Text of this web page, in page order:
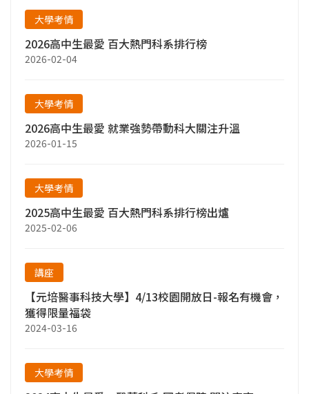
大學考情
2026高中生最愛 百大熱門科系排行榜
2026-02-04
大學考情
2026高中生最愛 就業強勢帶動科大關注升溫
2026-01-15
大學考情
2025高中生最愛 百大熱門科系排行榜出爐
2025-02-06
講座
【元培醫事科技大學】4/13校園開放日-報名有機會，
獲得限量福袋
2024-03-16
大學考情